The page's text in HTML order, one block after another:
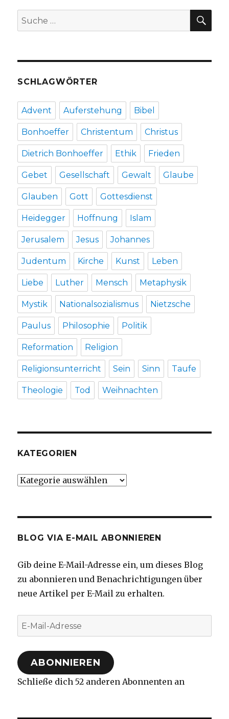
1-
Christoph
2018
Suche
nach:
SCHLAGWÖRTER
Advent Auferstehung Bibel
Bonhoeffer Christentum Christus
Dietrich Bonhoeffer Ethik Frieden
Gebet Gesellschaft Gewalt Glaube
Glauben Gott Gottesdienst
Heidegger Hoffnung Islam
Jerusalem Jesus Johannes
Judentum Kirche Kunst Leben
Liebe Luther Mensch Metaphysik
Mystik Nationalsozialismus Nietzsche
Paulus Philosophie Politik
Reformation Religion
Religionsunterricht Sein Sinn Taufe
Theologie Tod Weihnachten
KATEGORIEN
Kategorien
BLOG VIA E-MAIL ABONNIEREN
Gib deine E-Mail-Adresse ein, um dieses Blog
zu abonnieren und Benachrichtigungen über
neue Artikel per E-Mail zu erhalten.
E-
Mail-
Adresse
ABONNIEREN
Schließe dich 52 anderen Abonnenten an